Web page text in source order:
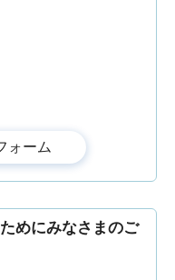
めにみなさまのご